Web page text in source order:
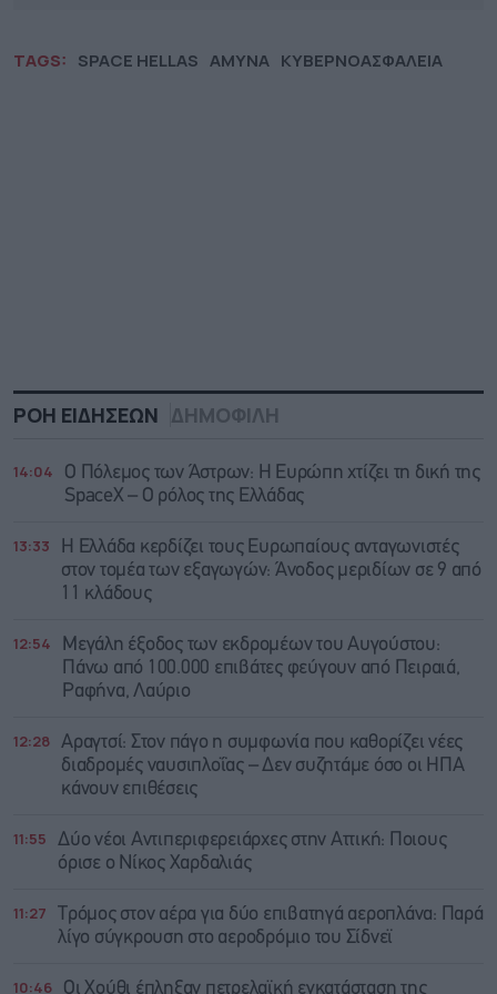
TAGS: SPACE HELLAS ΑΜΥΝΑ ΚΥΒΕΡΝΟΑΣΦΑΛΕΙΑ
ΡΟΗ ΕΙΔΗΣΕΩΝ ΔΗΜΟΦΙΛΗ
14:04
Ο Πόλεμος των Άστρων: Η Ευρώπη χτίζει τη δική της
SpaceX – Ο ρόλος της Ελλάδας
13:33
Η Ελλάδα κερδίζει τους Ευρωπαίους ανταγωνιστές
στον τομέα των εξαγωγών: Άνοδος μεριδίων σε 9 από
11 κλάδους
12:54
Μεγάλη έξοδος των εκδρομέων του Αυγούστου:
Πάνω από 100.000 επιβάτες φεύγουν από Πειραιά,
Ραφήνα, Λαύριο
12:28 Αραγτσί: Στον πάγο η συμφωνία που καθορίζει νέες
διαδρομές ναυσιπλοΐας – Δεν συζητάμε όσο οι ΗΠΑ
κάνουν επιθέσεις
11:55
Δύο νέοι Αντιπεριφερειάρχες στην Αττική: Ποιους
όρισε ο Νίκος Χαρδαλιάς
11:27
Τρόμος στον αέρα για δύο επιβατηγά αεροπλάνα: Παρά
λίγο σύγκρουση στο αεροδρόμιο του Σίδνεϊ
10:46 Οι Χούθι έπληξαν πετρελαϊκή εγκατάσταση της